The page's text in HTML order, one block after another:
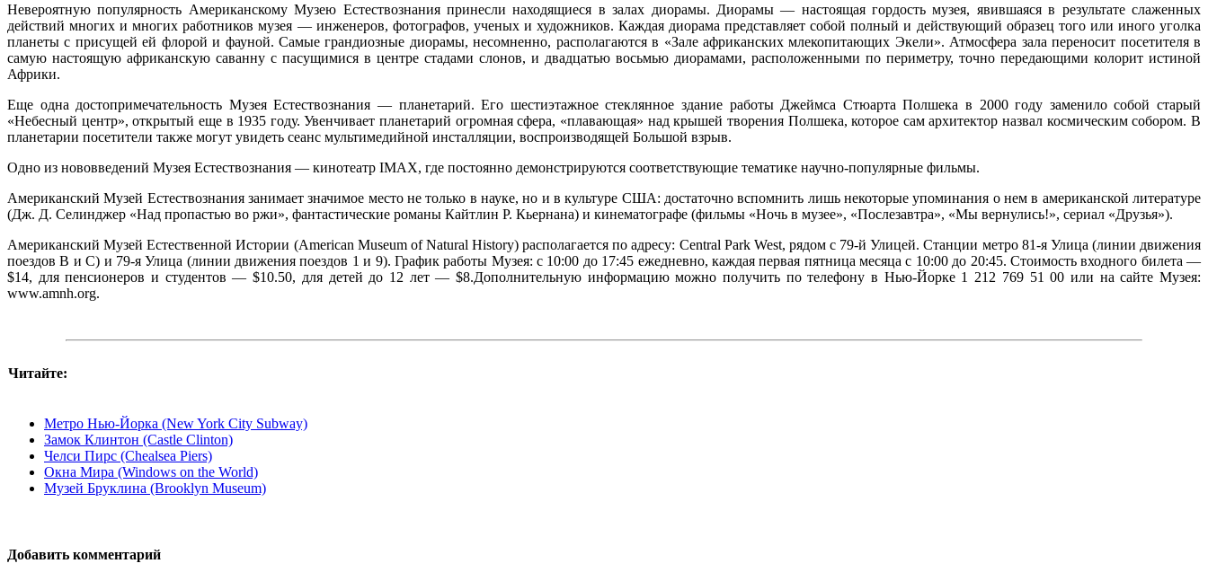
Невероятную популярность Американскому Музею Естествознания принесли находящиеся в залах диорамы. Диорамы — настоящая гордость музея, явившаяся в результате слаженных
действий многих и многих работников музея — инженеров, фотографов, ученых и художников. Каждая диорама представляет собой полный и действующий образец того или иного уголка
планеты с присущей ей флорой и фауной. Самые грандиозные диорамы, несомненно, располагаются в «Зале африканских млекопитающих Экели». Атмосфера зала переносит посетителя в
самую настоящую африканскую саванну с пасущимися в центре стадами слонов, и двадцатью восьмью диорамами, расположенными по периметру, точно передающими колорит истиной
Африки.
Еще одна достопримечательность Музея Естествознания — планетарий. Его шестиэтажное стеклянное здание работы Джеймса Стюарта Полшека в 2000 году заменило собой старый
«Небесный центр», открытый еще в 1935 году. Увенчивает планетарий огромная сфера, «плавающая» над крышей творения Полшека, которое сам архитектор назвал космическим собором. В
планетарии посетители также могут увидеть сеанс мультимедийной инсталляции, воспроизводящей Большой взрыв.
Одно из нововведений Музея Естествознания — кинотеатр IMAX, где постоянно демонстрируются соответствующие тематике научно-популярные фильмы.
Американский Музей Естествознания занимает значимое место не только в науке, но и в культуре США: достаточно вспомнить лишь некоторые упоминания о нем в американской литературе
(Дж. Д. Селинджер «Над пропастью во ржи», фантастические романы Кайтлин Р. Кьернана) и кинематографе (фильмы «Ночь в музее», «Послезавтра», «Мы вернулись!», сериал «Друзья»).
Американский Музей Естественной Истории (American Museum of Natural History) располагается по адресу: Central Park West, рядом с 79-й Улицей. Станции метро 81-я Улица (линии движения
поездов B и С) и 79-я Улица (линии движения поездов 1 и 9). График работы Музея: с 10:00 до 17:45 ежедневно, каждая первая пятница месяца с 10:00 до 20:45. Стоимость входного билета —
$14, для пенсионеров и студентов — $10.50, для детей до 12 лет — $8.Дополнительную информацию можно получить по телефону в Нью-Йорке 1 212 769 51 00 или на сайте Музея:
www.amnh.org.
Читайте:
Метро Нью-Йорка (New York City Subway)
Замок Клинтон (Castle Clinton)
Челси Пирс (Chealsea Piers)
Окна Мира (Windows on the World)
Музей Бруклина (Brooklyn Museum)
Добавить комментарий